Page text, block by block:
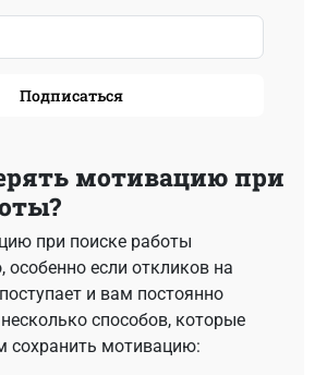
Подписаться
мотивацию при
при поиске работы
особенно если откликов на
и вам постоянно
способов, которые
сохранить мотивацию: